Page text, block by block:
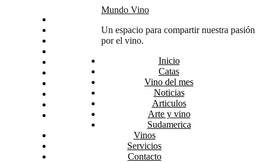
Arte y vino
Sudamerica
Mundo Vino
Un espacio para compartir nuestra pasión
por el vino.
Inicio
Catas
Vino del mes
Noticias
Articulos
Arte y vino
Sudamerica
Vinos
Servicios
Contacto